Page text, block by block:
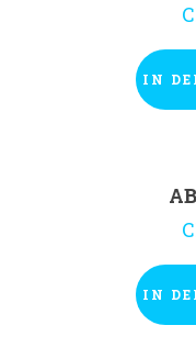
IN
IN